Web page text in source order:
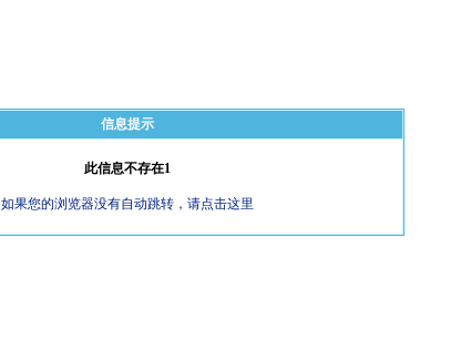
信息提示
此信息不存在1
如果您的浏览器没有自动跳转，请点击这里